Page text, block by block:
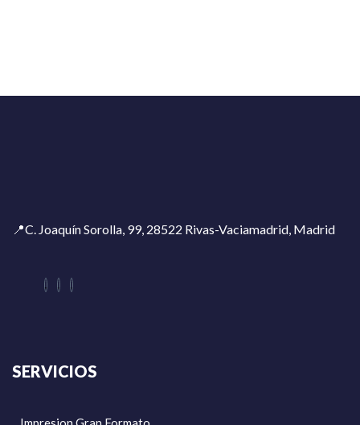
📍C. Joaquín Sorolla, 99, 28522 Rivas-Vaciamadrid, Madrid
SERVICIOS